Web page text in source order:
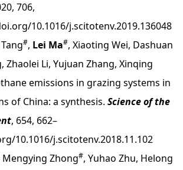
706,
10.1016/j.scitotenv.2019.136048
#, Lei Ma#, Xiaoting Wei, Dashuan
Zhaolei Li, Yujuan Zhang, Xinqing
emissions in grazing systems in
of China: a synthesis. Science of the
, 654, 662–
10.1016/j.scitotenv.2018.11.102
Mengying Zhong#, Yuhao Zhu, Helong